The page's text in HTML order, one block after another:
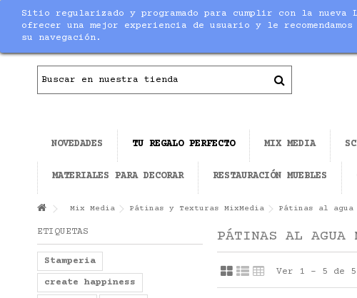
Sitio regularizado y programado para cumplir con la nueva
ofrecer una mejor experiencia de usuario y le
su navegación.
Contacto | Todo el material necesario para hacer
NOVEDADES TU REGALO PERFECTO MIX MEDIA
MATERIALES PARA DECORAR RESTAURACIÓN MUEBLES
Mix Media Pátinas y Texturas MixMedia Pátinas al agua
PÁTINAS AL AGUA
Ver 1 - 5 de 5
ETIQUETAS
Stamperia
create happiness